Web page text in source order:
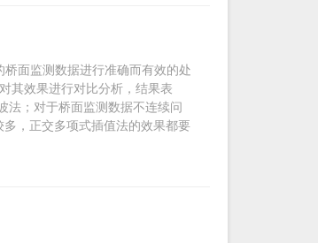
面监测数据进行准确而有效的处
其效果进行对比分析，结果表
法；对于桥面监测数据不连续问
，正交多项式插值法的效果都要